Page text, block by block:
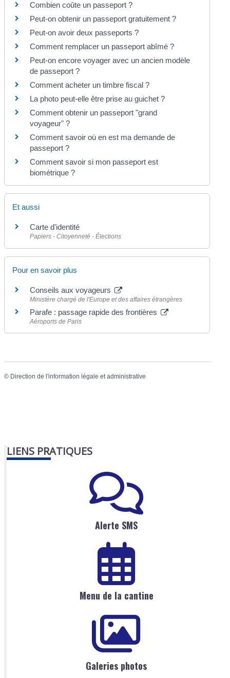
Combien coûte un passeport ?
Peut-on obtenir un passeport gratuitement ?
Peut-on avoir deux passeports ?
Comment remplacer un passeport abîmé ?
Peut-on encore voyager avec un ancien modèle
de passeport ?
Comment acheter un timbre fiscal ?
La photo peut-elle être prise au guichet ?
Comment obtenir un passeport "grand
voyageur" ?
Comment savoir où en est ma demande de
passeport ?
Comment savoir si mon passeport est
biométrique ?
Et aussi
Carte d'identité
Papiers - Citoyenneté - Élections
Pour en savoir plus
Conseils aux voyageurs
Ministère chargé de l'Europe et des affaires étrangères
Parafe : passage rapide des frontières
Aéroports de Paris
© Direction de l'information légale et administrative
LIENS PRATIQUES
Alerte SMS
Menu de la cantine
Galeries photos